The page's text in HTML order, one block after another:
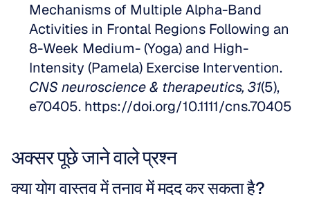
Mechanisms of Multiple Alpha-Band
Activities in Frontal Regions Following an
8-Week Medium- (Yoga) and High-
CNS neuroscience & therapeutics, 31(5),
e70405. https://doi.org/10.1111/cns.70405
अक्सर पूछे जाने वाले प्रश्न
क्या योग वास्तव में तनाव में मदद कर सकता है?